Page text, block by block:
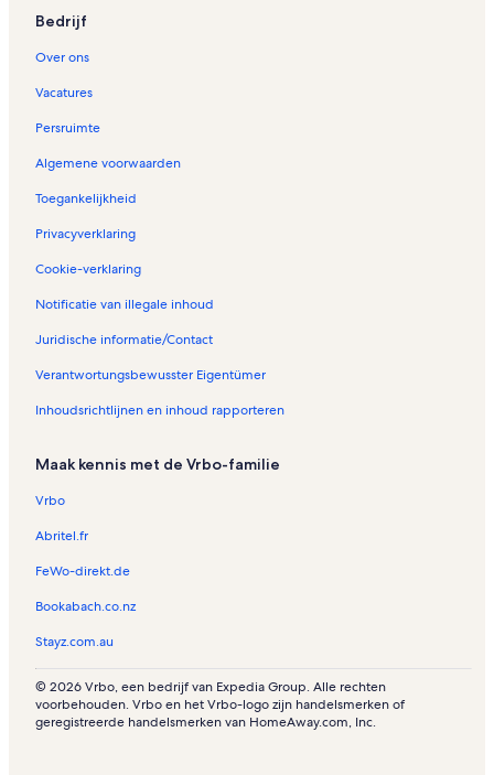
Bedrijf
Over ons
Vacatures
Persruimte
Algemene voorwaarden
Toegankelijkheid
Privacyverklaring
Cookie-verklaring
Notificatie van illegale inhoud
Juridische informatie/Contact
Verantwortungsbewusster Eigentümer
Inhoudsrichtlijnen en inhoud rapporteren
Maak kennis met de Vrbo-familie
Vrbo
Abritel.fr
FeWo-direkt.de
Bookabach.co.nz
Stayz.com.au
© 2026 Vrbo, een bedrijf van Expedia Group. Alle rechten
voorbehouden. Vrbo en het Vrbo-logo zijn handelsmerken of
geregistreerde handelsmerken van HomeAway.com, Inc.